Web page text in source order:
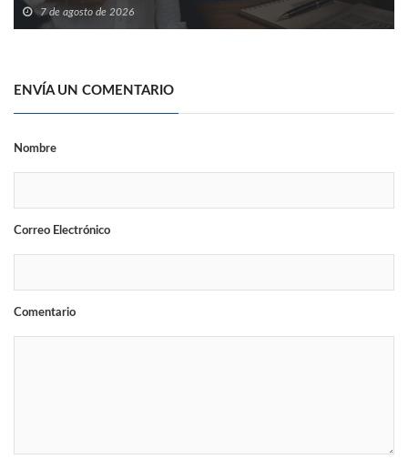
7 de agosto de 2026
ENVÍA UN COMENTARIO
Nombre
Correo Electrónico
Comentario